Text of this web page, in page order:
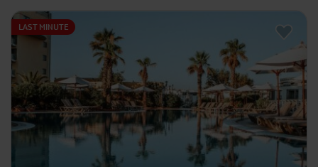
LAST MINUTE